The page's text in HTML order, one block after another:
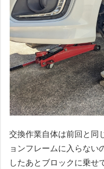
交換作業自体は前回と同
ョンフレームに入らな
したあとブロックに乗せ